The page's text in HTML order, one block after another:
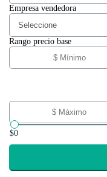
Empresa vendedora
Rango precio base
$0